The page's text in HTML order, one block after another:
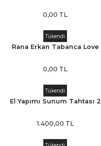
0,00 TL
Tükendi
Rana Erkan Tabanca Love
0,00 TL
Tükendi
El Yapımı Sunum Tahtası 2
1.400,00 TL